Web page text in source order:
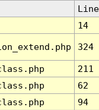
Line
14
324
211
62
94